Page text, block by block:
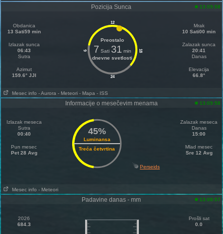
Pozicija Sunca 13:09:58
Obdanica
13 Sati59 min
Izlazak sunca
06:43
Sutra
Azimut
159.6° JJI
12
24
6 18
Preostalo
7 Sati 31 min
dnevne svetlosti
Mrak
10 Sati00 min
Zalazak sunca
20:41
Danas
Elevacija
66.8°
Mesec info - Aurora - Meteori - Mapa - ISS
Informacije o mesečevim menama 13:09:58
Izlazak meseca
Sutra
00:40
Pun mesec
Pet 28 Avg
45%
Luminansa
Treća četvrtina
Zalazak meseca
Danas
15:00
Mlad mesec
Sre 12 Avg
Perseids
Mesec info - Meteori
Padavine danas - mm 13:08:57
2026
684.3
Prošli sat
0.0